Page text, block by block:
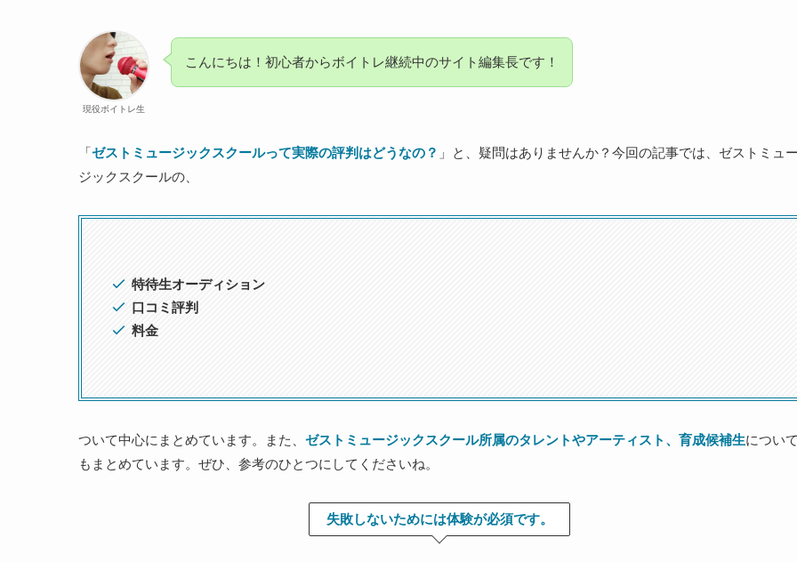
現役ボイトレ生
こんにちは！初心者からボイトレ継続中のサイト編集長です！
「ゼストミュージックスクールって実際の評判はどうなの？ 」と、疑問はありませんか？今回の記事では、ゼストミュ
ジックスクールの、
特待生オーディション
口コミ評判
料金
ついて中心にまとめています。また、 ゼストミュージックスクール所属のタレントやアーティスト、育成候補生につい
もまとめています。ぜひ、参考のひとつにしてくださいね。
失敗しないためには体験が必須です。